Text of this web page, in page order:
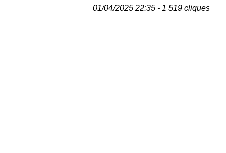
01/04/2025 22:35 - 1 519 cliques